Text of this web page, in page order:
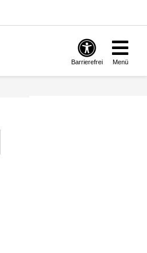
Barrierefrei Menü